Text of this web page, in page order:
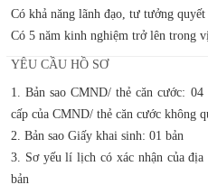
Có khả năng lãnh đạo, tư tưởng
Có 5 năm kinh nghiệm trở lên trong
YÊU CẦU HỒ SƠ
1. Bản sao CMND/ thẻ căn cước:
cấp của CMND/ thẻ căn cước không
2. Bản sao Giấy khai sinh: 01 bản
3. Sơ yếu lí lịch có xác nhận của
bản